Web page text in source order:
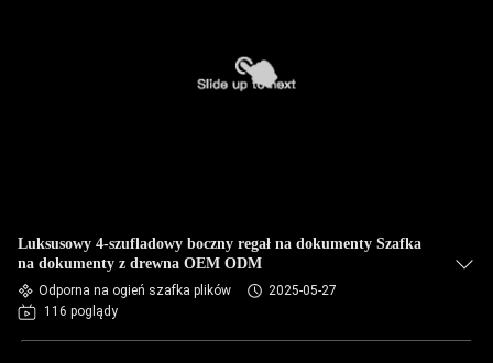
Luksusowy 4-szufladowy boczny regał na dokumenty Szafka
na dokumenty z drewna OEM ODM
Odporna na ogień szafka plików
2025-05-27
116 poglądy